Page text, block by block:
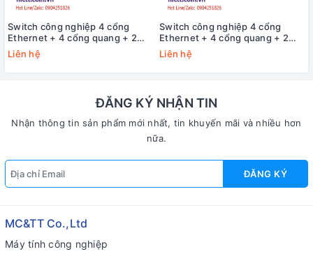
Switch công nghiệp 4 cổng
Ethernet + 4 cổng quang + 2
cổng Gigabit SFP 3Onedata
IES2010-4T4F2GS-P220
Liên hệ
Switch công nghiệp 4 cổng
Ethernet + 4 cổng quang + 2
cổng Gigabit SFP 3Onedata
IES2010-4T4F2GS-2P48
Liên hệ
ĐĂNG KÝ NHẬN TIN
Nhận thông tin sản phẩm mới nhất, tin khuyến mãi và nhiều hơn
nữa.
ĐĂNG KÝ
MC&TT Co.,Ltd
Máy tính công nghiệp